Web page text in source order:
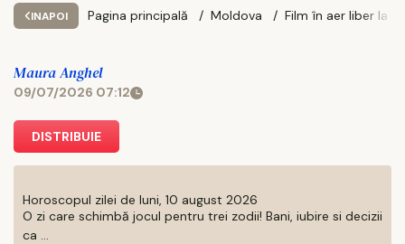
INAPOI Pagina principală Moldova
Maura Anghel
09/07/2026 07:12
DISTRIBUIE
Horoscopul zilei de luni, 10 august 2026
O zi care schimbă jocul pentru trei zodii! Bani, iubire si decizii
ca ...